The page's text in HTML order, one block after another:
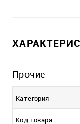
Прочие
Категория
Код товара